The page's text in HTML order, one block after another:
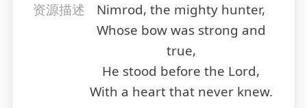
资源描述
Nimrod, the mighty hunter,
Whose bow was strong and
true,
He stood before the Lord,
With a heart that never knew.